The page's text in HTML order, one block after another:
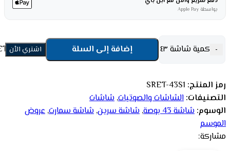
بواسطة Apple Pay
- كمية شاشة ٤٣ بوصة سمارت سرين FHD LED - اندوريد SRET-43S1 إضافة إلى السلة اشتري الأن
رمز المنتج: SRET-43S1
التصنيفات: الشاشات والصوتيات, شاشات
الوسوم: شاشة 43 بوصة , شاشة سرين, شاشة سمارت, عروض
الموسم
مشاركة: